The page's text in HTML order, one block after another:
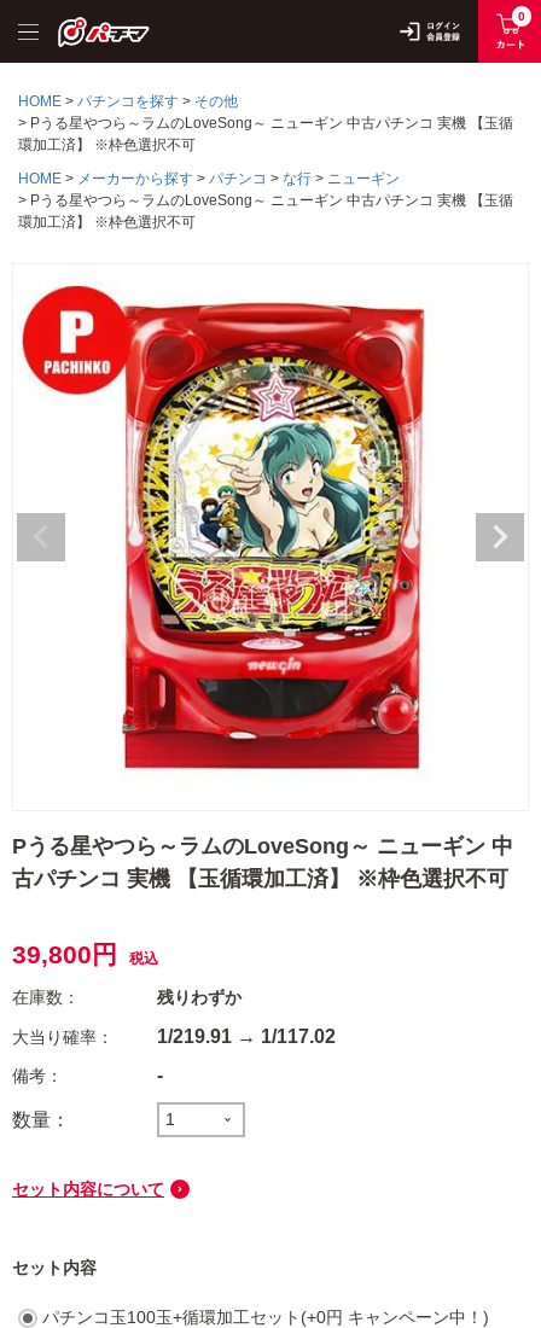
0
HOME パチンコを探す
その他
Pうる星やつら～ラムのLoveSong～ ニューギン 中古パチンコ 実機 【玉循
環加工済】 ※枠色選択不可
HOME
メーカーから探す パチンコ な行
ニューギン
Pうる星やつら～ラムのLoveSong～ ニューギン 中古パチンコ 実機 【玉循
環加工済】 ※枠色選択不可
Pうる星やつら～ラムのLoveSong～ ニューギン 中
古パチンコ 実機 【玉循環加工済】 ※枠色選択不可
39,800 税込
残りわずか
1/219.91 → 1/117.02
-
セット内容について
セット内容
パチンコ玉100玉+循環加工セット(+0円 キャンペーン中！)